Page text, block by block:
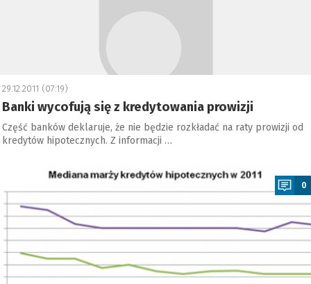
29.12.2011 (07:19)
Banki wycofują się z kredytowania prowizji
Część banków deklaruje, że nie będzie rozkładać na raty prowizji od
kredytów hipotecznych. Z informacji …
0